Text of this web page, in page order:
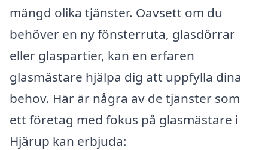
mängd olika tjänster. Oavsett om du
behöver en ny fönsterruta, glasdörrar
eller glaspartier, kan en erfaren
glasmästare hjälpa dig att uppfylla dina
behov. Här är några av de tjänster som
ett företag med fokus på glasmästare i
Hjärup kan erbjuda: